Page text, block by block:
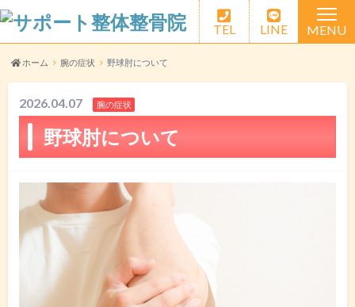
TEL LINE MENU
HOME
料金案内
交通事故治療
アクセス
よくある質問
ホーム 腕の症状 野球肘について
2026.04.07 腕の症状
野球肘について